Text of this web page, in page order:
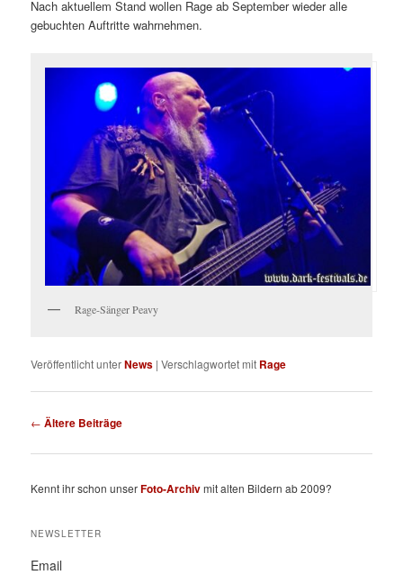
Nach aktuellem Stand wollen Rage ab September wieder alle
gebuchten Auftritte wahrnehmen.
Rage-Sänger Peavy
Veröffentlicht unterNews |Verschlagwortet mit Rage
Beitragsnavigation
← Ältere Beiträge
Kennt ihr schon unserFoto-Archivmit alten Bildern ab 2009?
NEWSLETTER
Email